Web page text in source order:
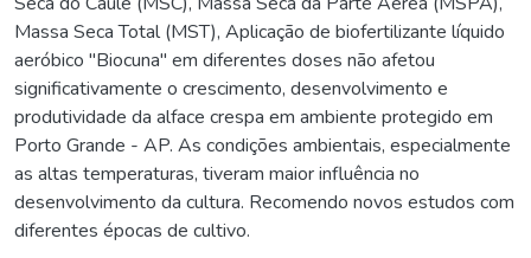
Massa Seca Total (MST), Aplicação de biofertilizante líquido
aeróbico "Biocuna" em diferentes doses não afetou
significativamente o crescimento, desenvolvimento e
produtividade da alface crespa em ambiente protegido em
Porto Grande - AP. As condições ambientais, especialmente
as altas temperaturas, tiveram maior influência no
desenvolvimento da cultura. Recomendo novos estudos com
diferentes épocas de cultivo.